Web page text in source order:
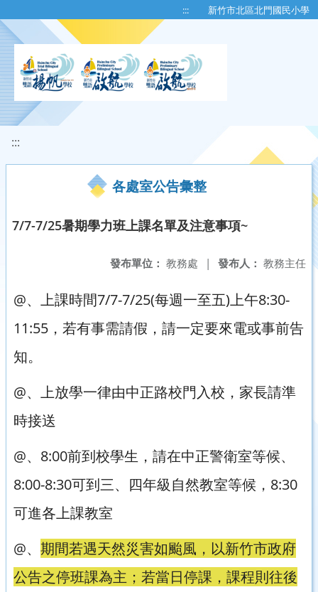
::: 新竹市北區北門國民小學
:::
各處室公告彙整
7/7-7/25暑期學力班上課名單及注意事項~
發布人： 教務主任
發布單位： 教務處 |
@、上課時間7/7-7/25(每週一至五)上午8:30-
11:55，若有事需請假，請一定要來電或事前告
知。
@、上放學一律由中正路校門入校，家長請準
時接送
@、8:00前到校學生，請在中正警衛室等候、
8:00-8:30可到三、四年級自然教室等候，8:30
可進各上課教室
@、 期間若遇天然災害如颱風，以新竹市政府
公告之停班課為主；若當日停課，課程則往後